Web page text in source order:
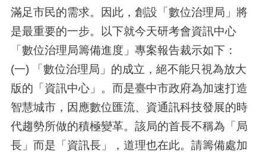
滿足市民的需求。因此，創設「數位治理局」將
是最重要的一步。以下就今天研考會資訊中心
「數位治理局籌備進度」專案報告裁示如下：
(一) 「數位治理局」的成立，絕不能只視為放大
版的「資訊中心」。而是臺中市政府為加速打造
智慧城市，因應數位匯流、資通訊科技發展的時
代趨勢所做的積極變革。該局的首長不稱為「局
長」而是「資訊長」，道理也在此。請籌備處加